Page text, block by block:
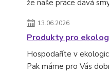
že naše práce dává
13.06.2026
Produkty pro
Hospodaříte v
Pak máme pro Vás